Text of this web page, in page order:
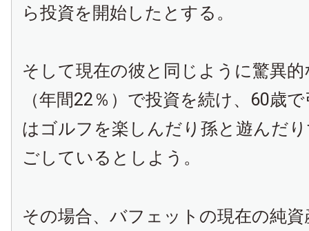
ら投資を開始したとする。
そして現在の彼と同じように驚異
（年間22％）で投資を続け、60歳
はゴルフを楽しんだり孫と遊んだ
ごしているとしよう。
その場合、バフェットの現在の純